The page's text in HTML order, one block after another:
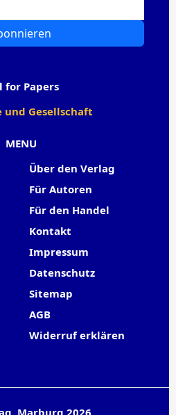
MENU
Über den Verlag
Für Autoren
Für den Handel
Kontakt
Impressum
Datenschutz
Sitemap
AGB
Widerruf erklären
for Papers
und Gesellschaft
Marburg 2026